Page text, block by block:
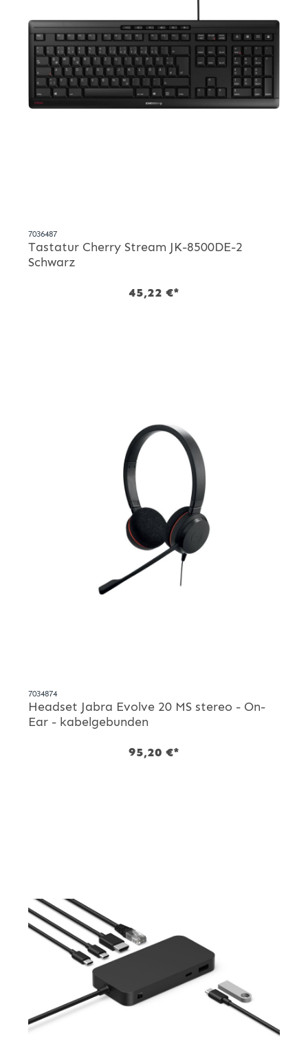
7036487
Tastatur Cherry Stream JK-8500DE-2
Schwarz
45,22 €*
7034874
Headset Jabra Evolve 20 MS stereo - On-
Ear - kabelgebunden
95,20 €*